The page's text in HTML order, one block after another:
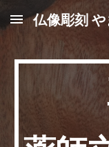
Skip to main content
仏像彫刻